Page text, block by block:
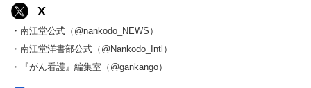
X
・南江堂公式（@nankodo_NEWS）
・南江堂洋書部公式（@Nankodo_Intl）
・『がん看護』編集室（@gankango）